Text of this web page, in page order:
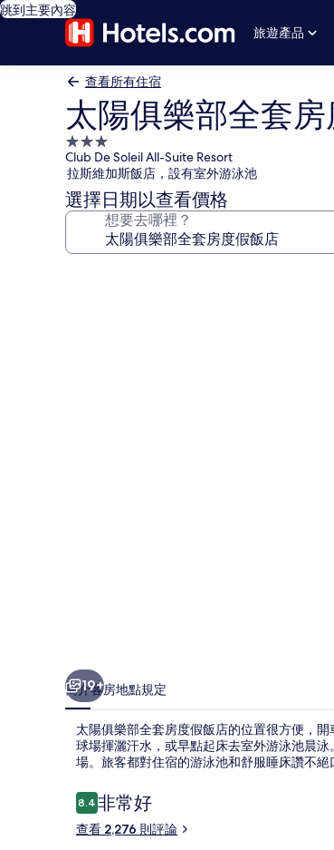
跳到主要內容
旅遊產品
查看所有住宿
太陽俱樂部全套
3.0
星
級
住
宿
Club De Soleil All-Suite Resort
拉斯維加斯飯店，設有室外游泳池
選擇日期以查看價格
想要去哪裡？
片
集
19+
簡介客房地點規定
太陽俱樂部全套房度假飯店的位置很方便，
球場揮灑汗水，或早點起床去室外游泳池晨
場。旅客都對住宿的游泳池和舒服睡床讚不絕
評
論
8.48.4 分，滿分 10 分，
非常好
查看 2,276 則評論